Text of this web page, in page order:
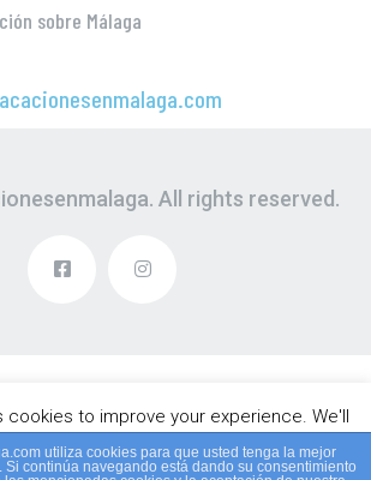
sobre Málaga
All rights reserved.
utiliza cookies para que usted tenga la mejor
continúa navegando está dando su consentimiento
cookies to improve your experience. We'll
with this, but you can opt-out if you wish.